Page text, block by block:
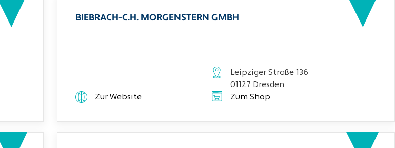
BIEBRACH-C.H. MORGENSTERN GMBH
Leipziger Straße 136
01127 Dresden
Zur Website
Zum Shop